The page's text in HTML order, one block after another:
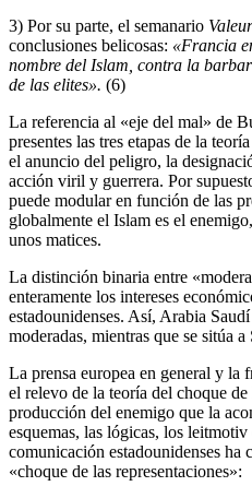
3) Por su parte, el semanario
conclusiones belicosas: «Francia
nombre del Islam, contra la
de las elites». (6)
La referencia al «eje del mal» de
presentes las tres etapas de la
el anuncio del peligro, la
acción viril y guerrera. Por
puede modular en función de las
globalmente el Islam es el
unos matices.
La distinción binaria entre
enteramente los intereses
estadounidenses. Así, Arabia
moderadas, mientras que se sitúa
La prensa europea en general y la
el relevo de la teoría del choque
producción del enemigo que la
esquemas, las lógicas, los
comunicación estadounidenses
«choque de las representaciones»: